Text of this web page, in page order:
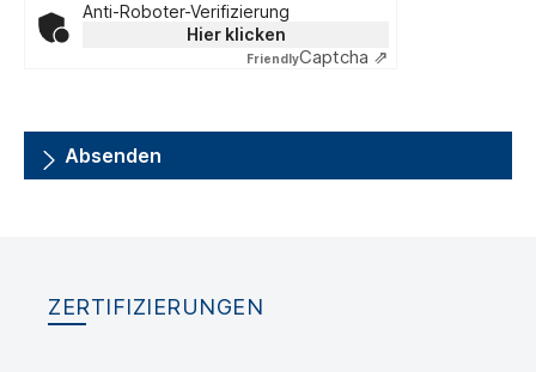
Anti-Roboter-Verifizierung
Hier klicken
FriendlyCaptcha ⇗
Absenden
ZERTIFIZIERUNGEN